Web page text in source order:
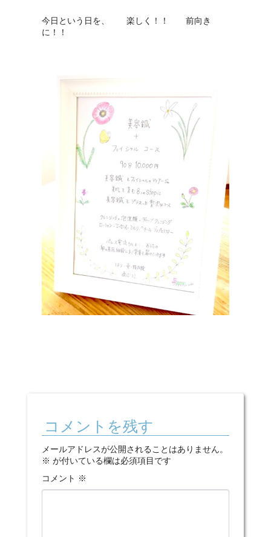
今日という日を、 楽しく！！ 前向き
に！！
コメントを残す
メールアドレスが公開されることはありません。
※ が付いている欄は必須項目です
コメント ※